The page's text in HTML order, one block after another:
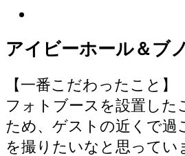
アイビーホール＆ブ
【一番こだわったこと】
フォトブースを設置し
ため、ゲストの近くで過
を撮りたいなと思ってい